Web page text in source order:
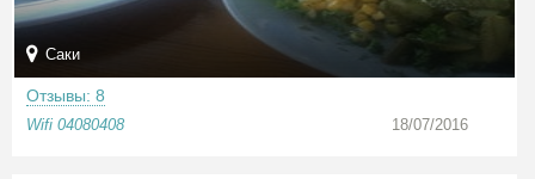
Саки
Отзывы: 8
Wifi 04080408 18/07/2016